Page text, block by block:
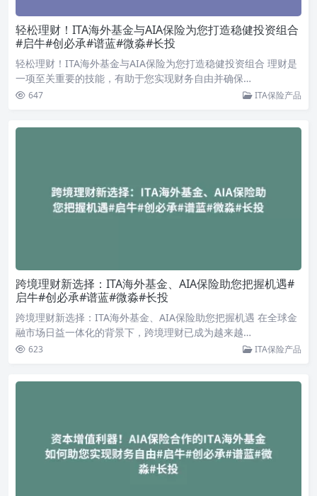
轻松理财！ITA海外基金与AIA保险为您打造稳健投资组合
#启牛#创必承#谱蓝#微淼#长投
轻松理财！ITA海外基金与AIA保险为您打造稳健投资组合 理财是
一项至关重要的技能，有助于您实现财务自由并确保…
647 ITA保险产品
跨境理财新选择：ITA海外基金、AIA保险助您把握机遇#
启牛#创必承#谱蓝#微淼#长投
跨境理财新选择：ITA海外基金、AIA保险助您把握机遇 在全球金
融市场日益一体化的背景下，跨境理财已成为越来越…
623 ITA保险产品